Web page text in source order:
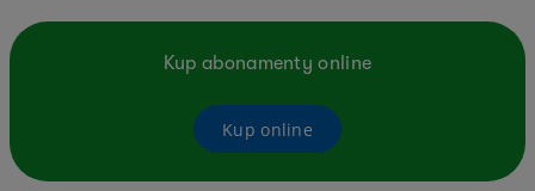
Kup abonamenty online
Kup online